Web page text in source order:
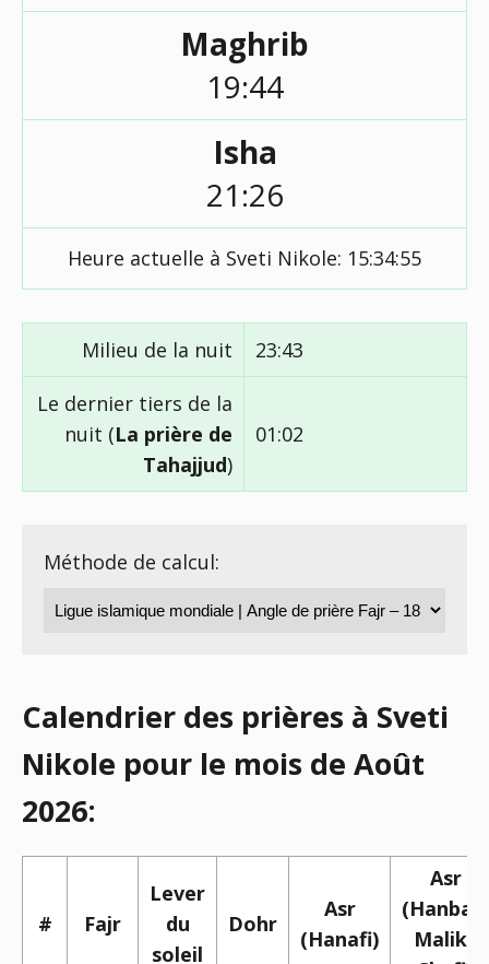
Maghrib
19:44
Isha
21:26
Heure actuelle à Sveti Nikole: 15:34:56
Milieu de la nuit 23:43
Le dernier tiers de la
nuit (La prière de
Tahajjud)
01:02
Méthode de calcul:
Calendrier des prières à Sveti
Nikole pour le mois de Août
2026:
# Fajr
Lever
du
soleil
Dohr
Asr
(Hanafi)
Asr
(Hanbali,
Maliki,